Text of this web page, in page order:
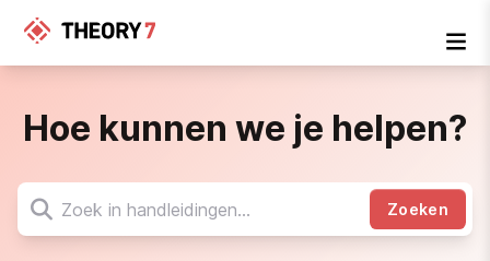
Hoe kunnen we je helpen?
Zoeken